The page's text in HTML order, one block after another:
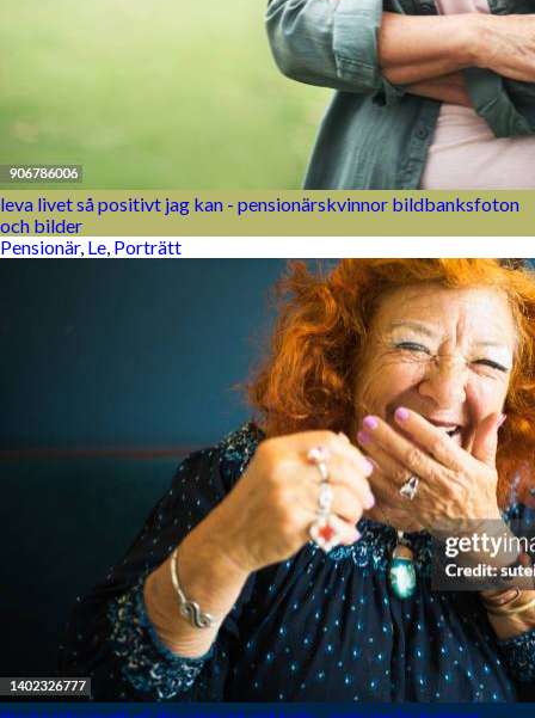
leva livet så positivt jag kan - pensionärskvinnor bildbanksfoton
och bilder
Pensionär, Le, Porträtt